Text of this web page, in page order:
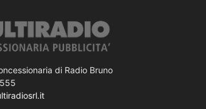
di Radio Bruno